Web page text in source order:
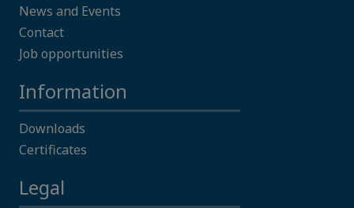
News and Events
Contact
Job opportunities
Information
Downloads
Certificates
Legal